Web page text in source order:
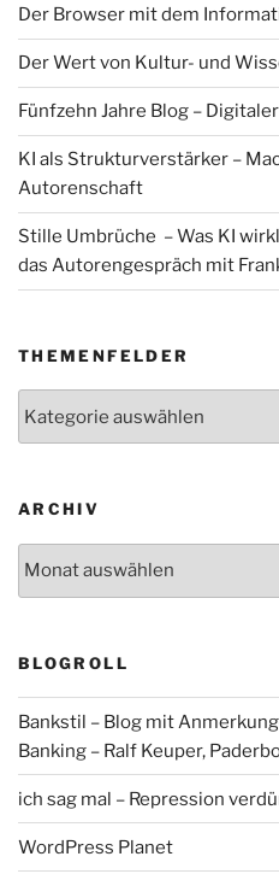
Der Browser mit dem
Der Wert von Kultur- und
Fünfzehn Jahre Blog –
KI als Strukturverstärker –
Autorenschaft
Stille Umbrüche – Was KI
das Autorengespräch mit
THEMENFELDER
ARCHIV
BLOGROLL
Bankstil – Blog mit
Banking – Ralf Keuper,
ich sag mal – Repression
WordPress Planet